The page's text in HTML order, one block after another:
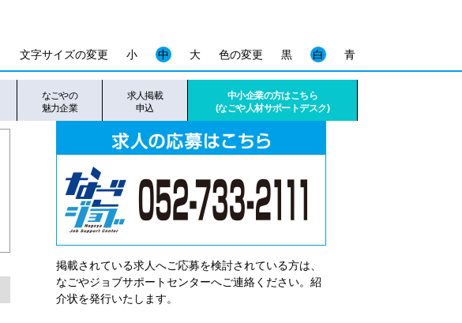
色の変更 黒 白 青
文字サイズの変更 小 中 大
なごやの
魅力企業
求人掲載
申込
中小企業の方はこちら
(なごや人材サポートデスク)
掲載されている求人へご応募を検討されている方は、
なごやジョブサポートセンターへご連絡ください。紹
介状を発行いたします。